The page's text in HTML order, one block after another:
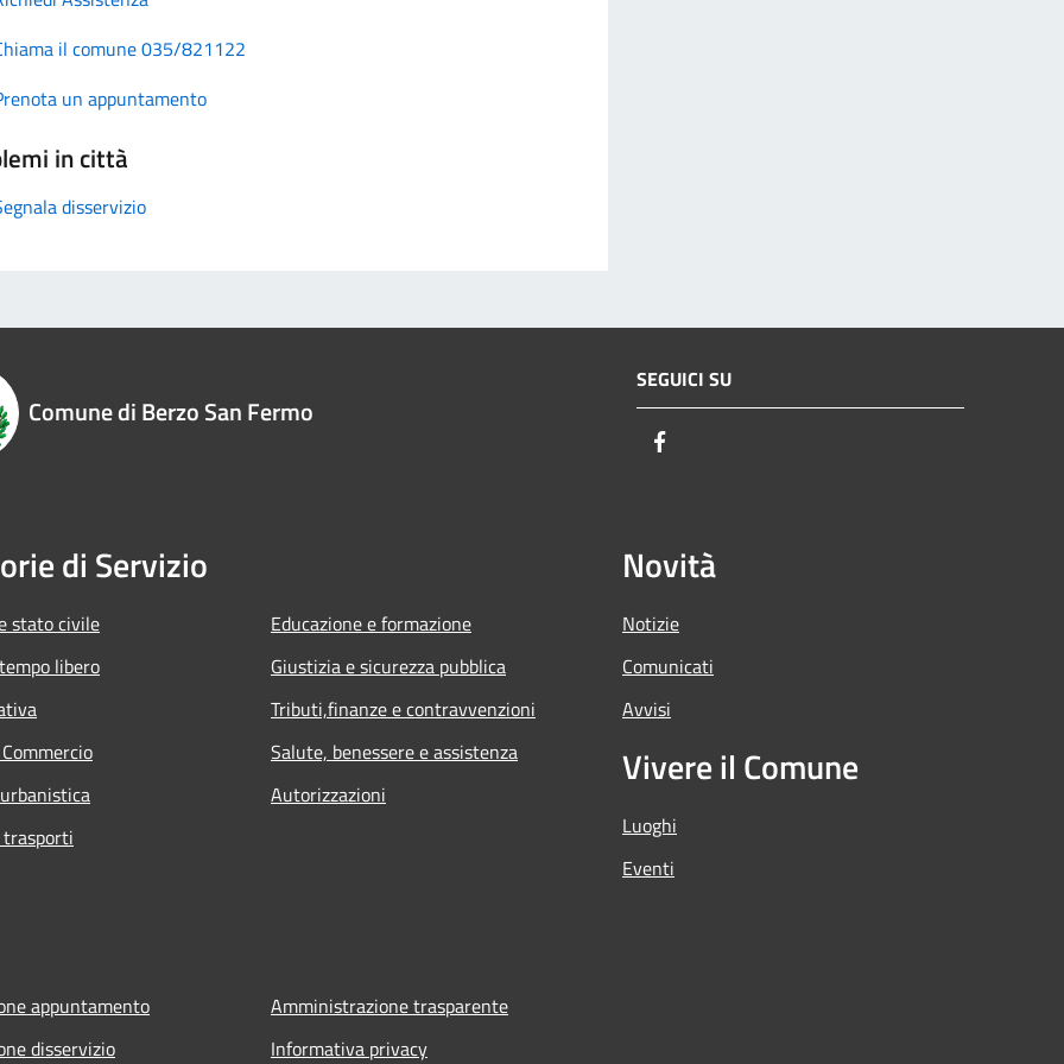
il comune 035/821122
un appuntamento
in città
disservizio
Comune di Berzo San Fermo
SEGUICI SU
di Servizio
stato civile
libero
Educazione e formazione
Giustizia e sicurezza pubblica
Tributi,finanze e contravvenzioni
Salute, benessere e assistenza
Autorizzazioni
Novità
Notizie
Comunicati
Avvisi
Vivere il Comune
Luoghi
Eventi
appuntamento
disservizio
Amministrazione trasparente
Informativa privacy